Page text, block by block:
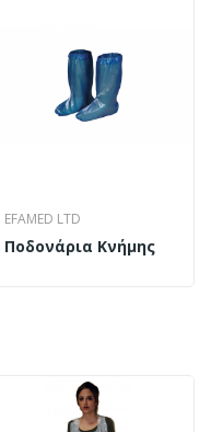
EFAMED LTD
Ποδoνάρια Κνήμης